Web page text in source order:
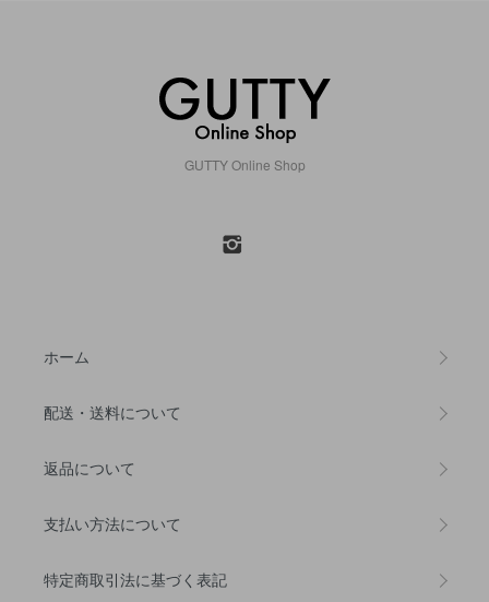
GUTTY Online Shop
ホーム
配送・送料について
返品について
支払い方法について
特定商取引法に基づく表記